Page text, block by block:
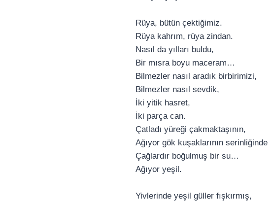
Rüya, bütün çektiğimiz.
Rüya kahrım, rüya zindan.
Nasıl da yılları buldu,
Bir mısra boyu maceram…
Bilmezler nasıl aradık birbirimizi,
Bilmezler nasıl sevdik,
İki yitik hasret,
İki parça can.
Çatladı yüreği çakmaktaşının,
Ağıyor gök kuşaklarının serinliğinde
Çağlardır boğulmuş bir su…
Ağıyor yeşil.
Yivlerinde yeşil güller fışkırmış,